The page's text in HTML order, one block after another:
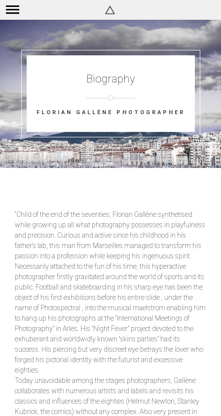
Biography
FLORIAN GALLÈNE PHOTOGRAPHER
“Child of the end of the seventies, Florian Gallène synthetised
while growing up all what photography possesses in playfulness
and precision. Curious and active since his childhood in his
father’s lab, this man from Marseilles managed to transform his
passion into a profession while keeping his ingenuous spirit.
Necessarily attached to the fun of his time, this hyperactive
photographer firstly gravitated around the world of sports and its
public. Football and skateboarding in his sharp eye has been the
object of his first exhibitions before his entire slide , under the
name of Photospectral , into the musical maelstrom enabling him
to hang up his photographs at the “International Meetings of
Photography” in Arles. His “Night Fever” project devoted to the
exhuberant and worldwidly known “skins parties” had its
success. His piercing but very discreet eye betrays the lover who
forged his pictorial identity with the futurist and excessive
eighties.
Today unavoidable among the stages photographers, Gallène
collaborates with numerous artists and labels and revisits his
classics and influences of the eighties (Helmut Newton, Stanley
Kubrick, the comics) without any complex. Also very present in